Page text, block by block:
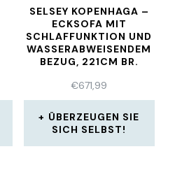
SELSEY KOPENHAGA –
ECKSOFA MIT
SCHLAFFUNKTION UND
WASSERABWEISENDEM
BEZUG, 221CM BR.
€671,99
ÜBERZEUGEN SIE
SICH SELBST!